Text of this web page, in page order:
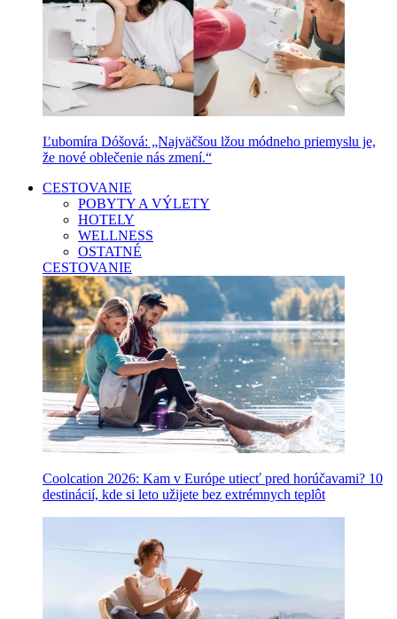
Ľubomíra Dóšová: „Najväčšou lžou módneho priemyslu je,
že nové oblečenie nás zmení.“
CESTOVANIE
POBYTY A VÝLETY
HOTELY
WELLNESS
OSTATNÉ
CESTOVANIE
Coolcation 2026: Kam v Európe utiecť pred horúčavami? 10
destinácií, kde si leto užijete bez extrémnych teplôt